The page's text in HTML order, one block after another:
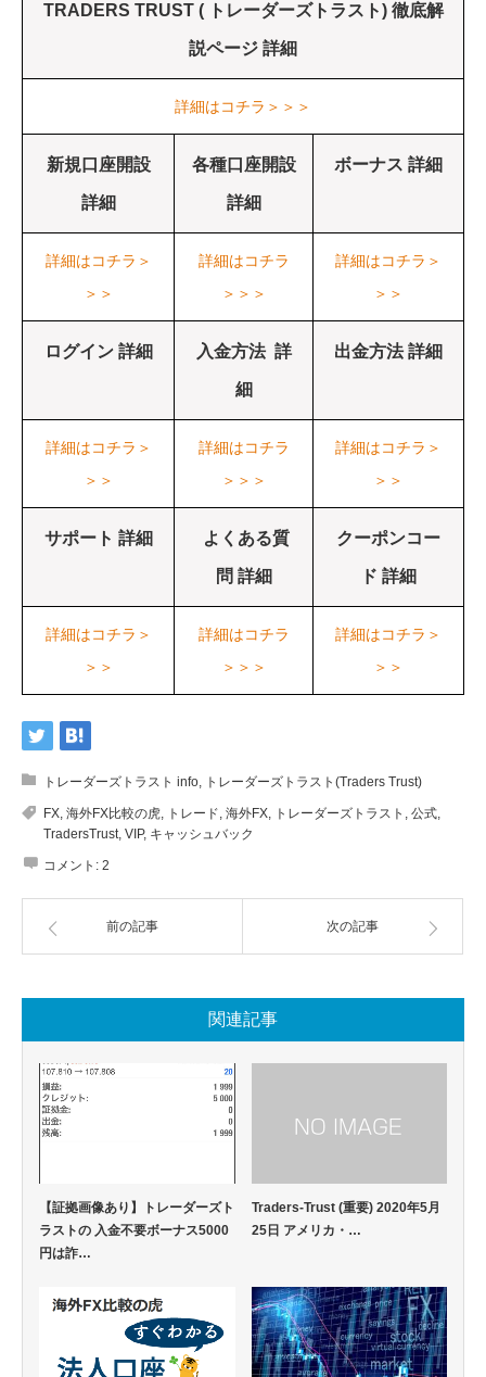
TRADERS TRUST ( トレーダーズトラスト) 徹底解
説ページ 詳細
詳細はコチラ＞＞＞
新規口座開設
詳細
各種口座開設
詳細
ボーナス 詳細
詳細はコチラ＞
＞＞
詳細はコチラ
＞＞＞
詳細はコチラ＞
＞＞
ログイン 詳細 入金方法 詳
細
出金方法 詳細
詳細はコチラ＞
＞＞
詳細はコチラ
＞＞＞
詳細はコチラ＞
＞＞
サポート 詳細 よくある質
問 詳細
クーポンコー
ド 詳細
詳細はコチラ＞
＞＞
詳細はコチラ
＞＞＞
詳細はコチラ＞
＞＞
トレーダーズトラスト info, トレーダーズトラスト(Traders Trust)
FX, 海外FX比較の虎, トレード, 海外FX, トレーダーズトラスト , 公式,
TradersTrust, VIP, キャッシュバック
コメント: 2
前の記事 次の記事
関連記事
【証拠画像あり】トレーダーズト
ラストの 入金不要ボーナス5000
円は詐…
Traders-Trust (重要) 2020年5月
25日 アメリカ・…